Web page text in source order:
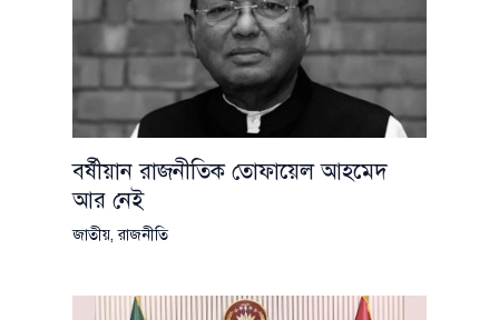
বর্ষীয়ান রাজনীতিক তোফায়েল আহমেদ
আর নেই
জাতীয়,রাজনীতি